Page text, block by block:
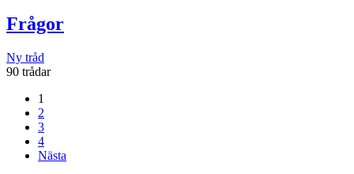
Frågor
Ny tråd
90 trådar
1
2
3
4
Nästa